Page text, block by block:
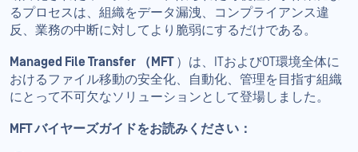
るプロセスは、組織をデータ漏洩、コンプライアンス違
反、業務の中断に対してより脆弱にするだけである。
Managed File Transfer （MFT ）は、ITおよびOT環境全体に
おけるファイル移動の安全化、自動化、管理を目指す組織
にとって不可欠なソリューションとして登場しました。
MFT バイヤーズガイドをお読みください：